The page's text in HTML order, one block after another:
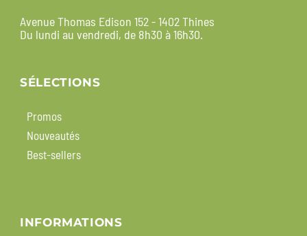
Avenue Thomas Edison 152 - 1402 Thines
Du lundi au vendredi, de 8h30 à 16h30.
SÉLECTIONS
Promos
Nouveautés
Best-sellers
INFORMATIONS